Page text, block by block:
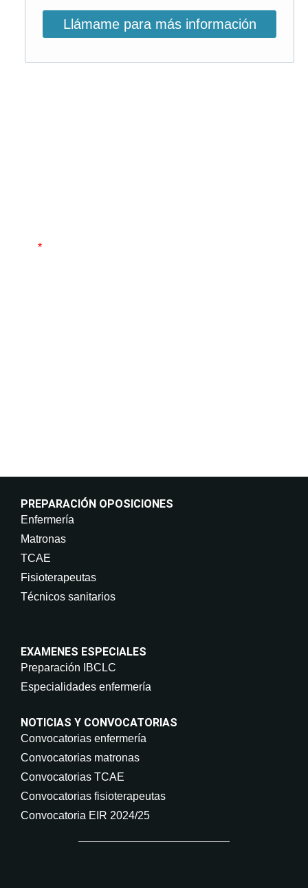
Llámame para más información
*Hacemos un trato totalmente respetuoso de tus
PREPARACIÓN OPOSICIONES
Enfermería
Matronas
TCAE
Fisioterapeutas
Técnicos sanitarios
EXAMENES ESPECIALES
Preparación IBCLC
Especialidades enfermería
NOTICIAS Y CONVOCATORIAS
Convocatorias enfermería
Convocatorias matronas
Convocatorias TCAE
Convocatorias fisioterapeutas
Convocatoria EIR 2024/25